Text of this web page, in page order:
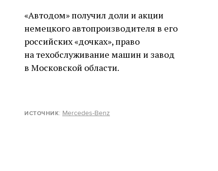
«Автодом» получил доли и акции
немецкого автопроизводителя в его
российских «дочках», право
на техобслуживание машин и завод
в Московской области.
ИСТОЧНИК: Mercedes-Benz